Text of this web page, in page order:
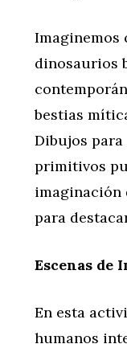
Imaginemos
dinosaurios
bestias
Dibujos
primitivos
imaginación
para
Escenas de
En esta
humanos